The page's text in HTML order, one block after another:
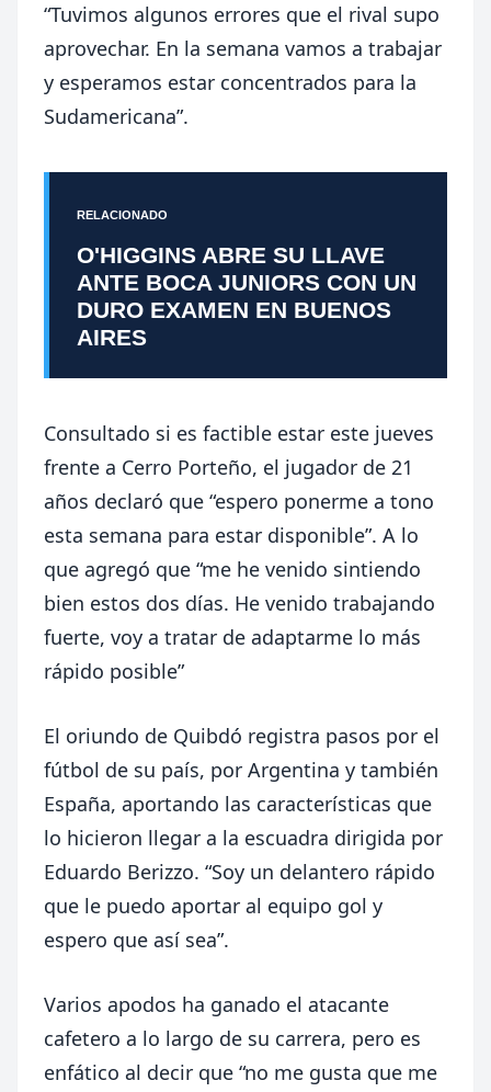
“Tuvimos algunos errores que el rival supo
aprovechar. En la semana vamos a trabajar
y esperamos estar concentrados para la
Sudamericana”.
RELACIONADO
O'HIGGINS ABRE SU LLAVE
ANTE BOCA JUNIORS CON UN
DURO EXAMEN EN BUENOS
AIRES
Consultado si es factible estar este jueves
frente a Cerro Porteño, el jugador de 21
años declaró que “espero ponerme a tono
esta semana para estar disponible”. A lo
que agregó que “me he venido sintiendo
bien estos dos días. He venido trabajando
fuerte, voy a tratar de adaptarme lo más
rápido posible”
El oriundo de Quibdó registra pasos por el
fútbol de su país, por Argentina y también
España, aportando las características que
lo hicieron llegar a la escuadra dirigida por
Eduardo Berizzo. “Soy un delantero rápido
que le puedo aportar al equipo gol y
espero que así sea”.
Varios apodos ha ganado el atacante
cafetero a lo largo de su carrera, pero es
enfático al decir que “no me gusta que me